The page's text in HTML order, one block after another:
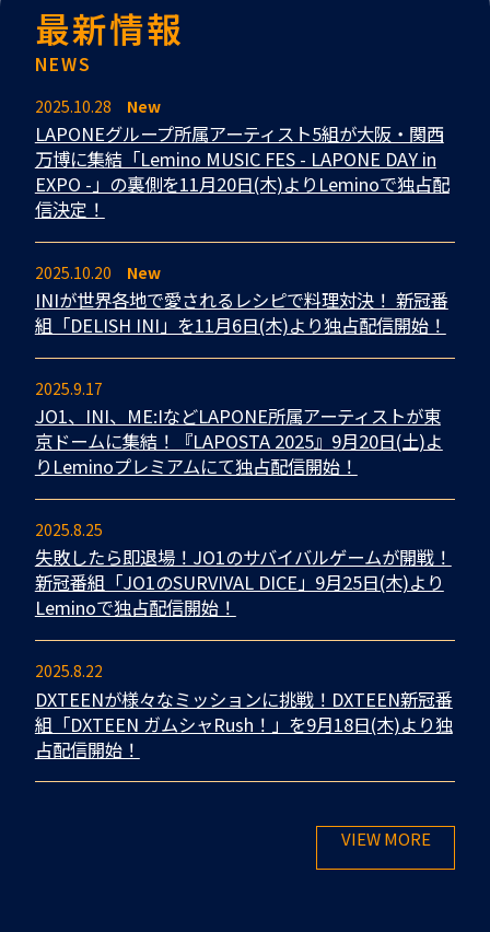
最新情報
NEWS
2025.10.28 New
LAPONEグループ所属アーティスト5組が大阪・関西
万博に集結「Lemino MUSIC FES - LAPONE DAY in
EXPO -」の裏側を11月20日(木)よりLeminoで独占配
信決定！
2025.10.20 New
INIが世界各地で愛されるレシピで料理対決！ 新冠番
組「DELISH INI」を11月6日(木)より独占配信開始！
2025.9.17
JO1、INI、ME:IなどLAPONE所属アーティストが東
京ドームに集結！『LAPOSTA 2025』9月20日(土)よ
りLeminoプレミアムにて独占配信開始！
2025.8.25
失敗したら即退場！JO1のサバイバルゲームが開戦！
新冠番組「JO1のSURVIVAL DICE」9月25日(木)より
Leminoで独占配信開始！
2025.8.22
DXTEENが様々なミッションに挑戦！DXTEEN新冠番
組「DXTEEN ガムシャRush！」を9月18日(木)より独
占配信開始！
VIEW MORE